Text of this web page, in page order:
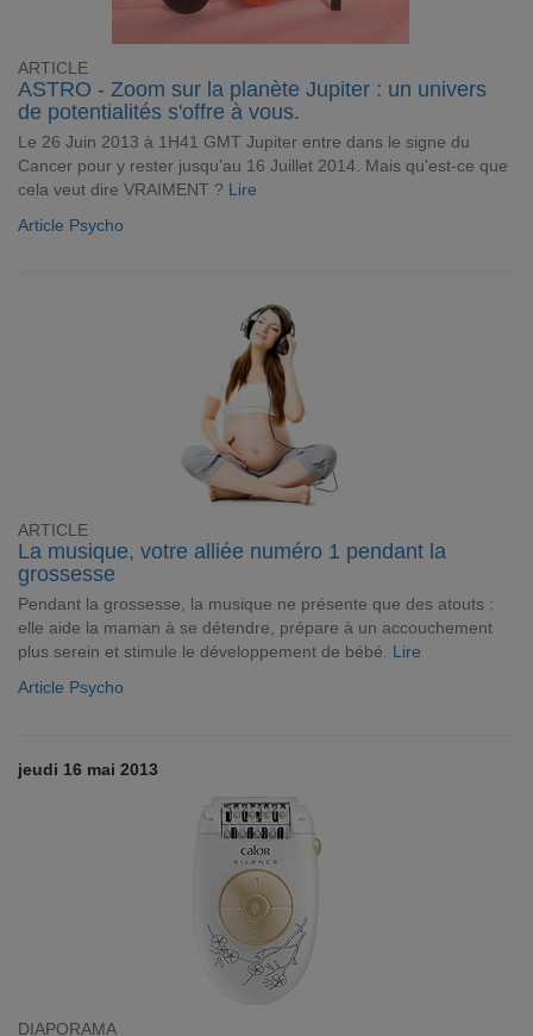
ARTICLE
ASTRO - Zoom sur la planète Jupiter : un univers
de potentialités s'offre à vous.
Le 26 Juin 2013 à 1H41 GMT Jupiter entre dans le signe du
Cancer pour y rester jusqu’au 16 Juillet 2014. Mais qu'est-ce que
cela veut dire VRAIMENT ? Lire
Article Psycho
ARTICLE
La musique, votre alliée numéro 1 pendant la
grossesse
Pendant la grossesse, la musique ne présente que des atouts :
elle aide la maman à se détendre, prépare à un accouchement
plus serein et stimule le développement de bébé. Lire
Article Psycho
jeudi 16 mai 2013
DIAPORAMA